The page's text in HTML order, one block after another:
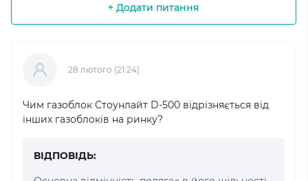
+ Додати питання
28 лютого (21:24)
Чим газоблок Стоунлайт D-500 відрізняється від
інших газоблоків на ринку?
ВІДПОВІДЬ: